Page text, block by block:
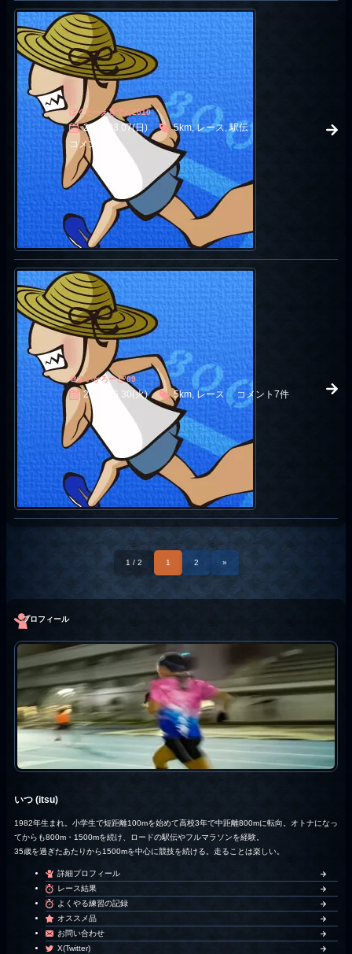
ぼくとーえきでん2010
2010.03.07(日)
5km, レース, 駅伝
コメント4件
＠すいかろーど’09
2009.06.30(火) 5km, レース コメント7件
1 / 2 1 2 »
プロフィール
いつ (itsu)
1982年生まれ。小学生で短距離100mを始めて高校3年で中距離800mに転向。オトナになっ
てからも800m・1500mを続け、ロードの駅伝やフルマラソンを経験。
35歳を過ぎたあたりから1500mを中心に競技を続ける。走ることは楽しい。
詳細プロフィール
レース結果
よくやる練習の記録
オススメ品
お問い合わせ
X(Twitter)